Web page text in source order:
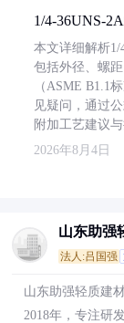
1/4-36UNS-
本文详细解析1/
包括外径、螺
（ASME B1.1
见疑问，通过
附加工艺建议与
2026年8月4日
山东助强
法人:吕国强
山东助强轻质建
2018年，专注研